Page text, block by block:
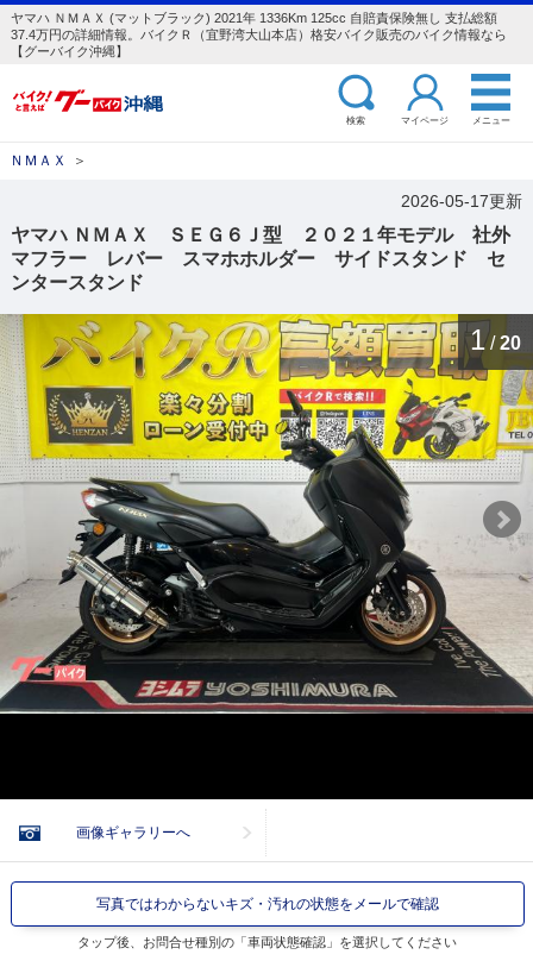
ヤマハ ＮＭＡＸ (マットブラック) 2021年 1336Km 125cc 自賠責保険無し 支払総額
37.4万円の詳細情報。バイクＲ（宜野湾大山本店）格安バイク販売のバイク情報なら
【グーバイク沖縄】
検索 マイページ メニュー
ＮＭＡＸ ＞
2026-05-17更新
ヤマハ ＮＭＡＸ ＳＥＧ６Ｊ型 ２０２１年モデル 社外
マフラー レバー スマホホルダー サイドスタンド セ
ンタースタンド
1 / 20
画像ギャラリーへ
写真ではわからないキズ・汚れの状態をメールで確認
タップ後、お問合せ種別の「車両状態確認」を選択してください